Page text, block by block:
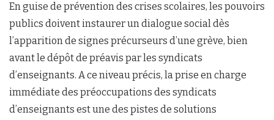
En guise de prévention des crises scolaires, les pouvoirs
publics doivent instaurer un dialogue social dès
l’apparition de signes précurseurs d’une grève, bien
avant le dépôt de préavis par les syndicats
d’enseignants. A ce niveau précis, la prise en charge
immédiate des préoccupations des syndicats
d’enseignants est une des pistes de solutions